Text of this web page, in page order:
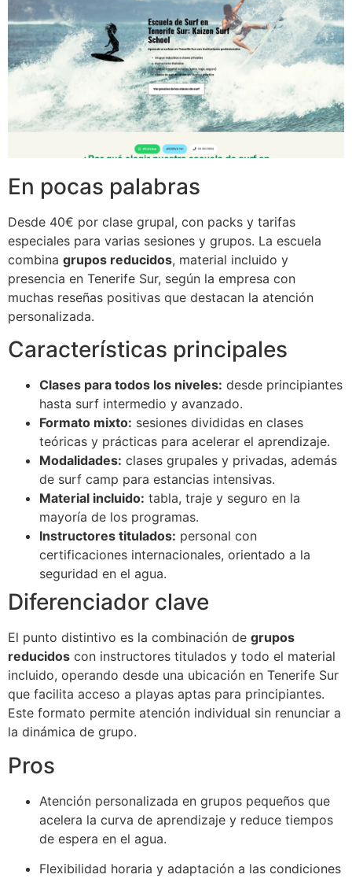
En pocas palabras
Desde 40€ por clase grupal, con packs y tarifas
especiales para varias sesiones y grupos. La escuela
combina grupos reducidos, material incluido y
presencia en Tenerife Sur, según la empresa con
muchas reseñas positivas que destacan la atención
personalizada.
Características principales
Clases para todos los niveles: desde principiantes
hasta surf intermedio y avanzado.
Formato mixto: sesiones divididas en clases
teóricas y prácticas para acelerar el aprendizaje.
Modalidades: clases grupales y privadas, además
de surf camp para estancias intensivas.
Material incluido: tabla, traje y seguro en la
mayoría de los programas.
Instructores titulados: personal con
certificaciones internacionales, orientado a la
seguridad en el agua.
Diferenciador clave
El punto distintivo es la combinación de grupos
reducidos con instructores titulados y todo el material
incluido, operando desde una ubicación en Tenerife Sur
que facilita acceso a playas aptas para principiantes.
Este formato permite atención individual sin renunciar a
la dinámica de grupo.
Pros
Atención personalizada en grupos pequeños que
acelera la curva de aprendizaje y reduce tiempos
de espera en el agua.
Flexibilidad horaria y adaptación a las condiciones